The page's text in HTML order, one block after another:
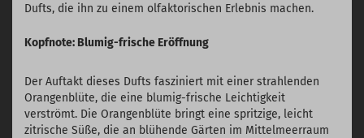
Dufts, die ihn zu einem olfaktorischen Erlebnis machen.
Kopfnote: Blumig-frische Eröffnung
Der Auftakt dieses Dufts fasziniert mit einer strahlenden
Orangenblüte, die eine blumig-frische Leichtigkeit
verströmt. Die Orangenblüte bringt eine spritzige, leicht
zitrische Süße, die an blühende Gärten im Mittelmeerraum